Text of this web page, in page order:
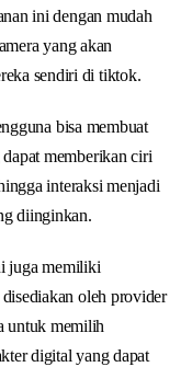
ini dengan mudah
yang akan
sendiri di tiktok.
bisa membuat
memberikan ciri
interaksi menjadi
diinginkan.
juga memiliki
oleh provider
untuk memilih
digital yang dapat